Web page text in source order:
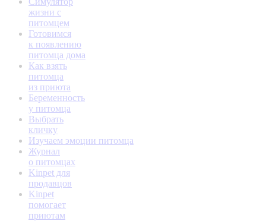
жизни с
питомцем
Готовимся
к появлению
питомца дома
Как взять
питомца
из приюта
Беременность
у питомца
Выбрать
кличку
Изучаем эмоции питомца
Журнал
о питомцах
Kinpet для
продавцов
Kinpet
помогает
приютам